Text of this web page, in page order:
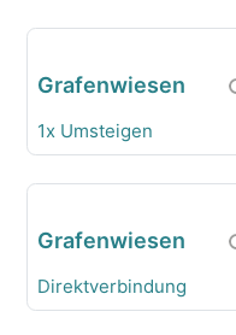
Grafenwiesen
1x Umsteigen
Grafenwiesen
Direktverbindung